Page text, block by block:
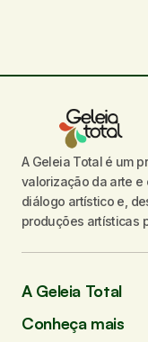
A Geleia Total é um
valorização da arte e
diálogo artístico e,
produções artísticas
A Geleia Total
Conheça mais